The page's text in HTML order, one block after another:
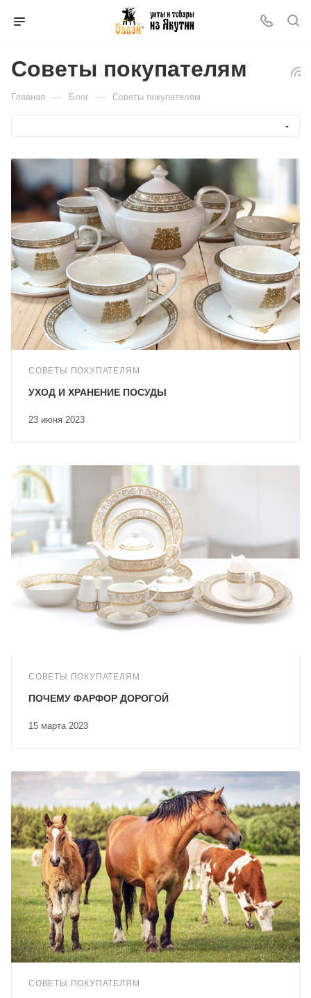
Советы покупателям
Главная — Блог — Советы покупателям
СОВЕТЫ ПОКУПАТЕЛЯМ
23 июня 2023
УХОД И ХРАНЕНИЕ ПОСУДЫ
СОВЕТЫ ПОКУПАТЕЛЯМ
15 марта 2023
ПОЧЕМУ ФАРФОР ДОРОГОЙ
СОВЕТЫ ПОКУПАТЕЛЯМ